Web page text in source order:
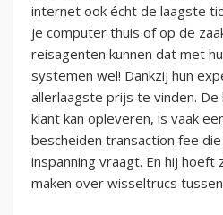
internet ook écht de laagste
je computer thuis of op de
reisagenten kunnen dat met
systemen wel! Dankzij hun
allerlaagste prijs te vinden.
klant kan opleveren, is vaak
bescheiden transaction fee
inspanning vraagt. En hij hoeft
maken over wisseltrucs